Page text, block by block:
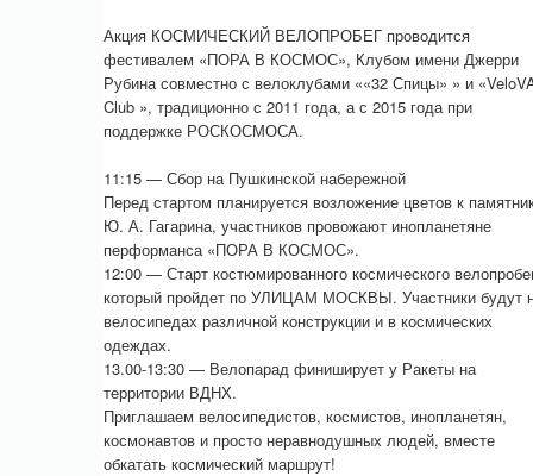
Акция КОСМИЧЕСКИЙ ВЕЛОПРОБЕГ проводится
фестивалем «ПОРА В КОСМОС», Клубом имени Джерри
Рубина совместно с велоклубами ««32 Спицы» » и
Club », традиционно с 2011 года, а с 2015 года при
поддержке РОСКОСМОСА.
11:15 — Сбор на Пушкинской набережной
Перед стартом планируется возложение цветов к
Ю. А. Гагарина, участников провожают инопланетяне
перформанса «ПОРА В КОСМОС».
12:00 — Старт костюмированного космического
который пройдет по УЛИЦАМ МОСКВЫ. Участники будут
велосипедах различной конструкции и в космических
одеждах.
13.00-13:30 — Велопарад финиширует у Ракеты на
территории ВДНХ.
Приглашаем велосипедистов, космистов, инопланетян,
космонавтов и просто неравнодушных людей, вместе
обкатать космический маршрут!